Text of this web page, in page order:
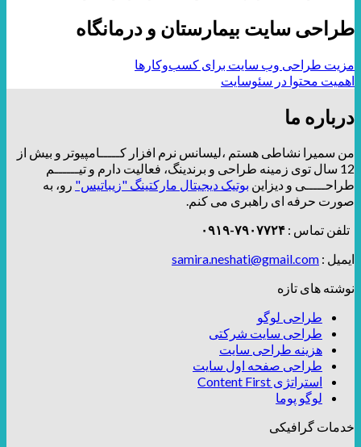
طراحی سایت بیمارستان و درمانگاه
مزیت طراحی وب سایت برای کسب‌وکارها
اهمیت محتوا در سئوسایت
درباره ما
من سمیرا نشاطی هستم ،لیسانس نرم افزار کـــــامپیوتر و بیش از
12 سال توی زمینه طراحی و برندینگ، فعالیت دارم و تیــــــم
طراحـــــی و دیزاین بوتیک دیجیتال مارکتینگ "زیباتیس" رو، به
صورت حرفه ای راهبری می کنم.
تلفن تماس : ۷۹۰۷۷۲۴-۰۹۱۹
ایمیل : samira.neshati@gmail.com
نوشته های تازه
طراحی لوگو
طراحی سایت شرکتی
هزینه طراحی سایت
طراحی صفحه اول سایت
استراتژی Content First
لوگو پوما
خدمات گرافیکی